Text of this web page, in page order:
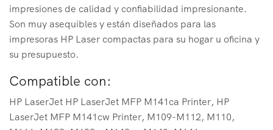
impresiones de calidad y confiabilidad impresionante.
Son muy asequibles y están diseñados para las
impresoras HP Laser compactas para su hogar u oficina y
su presupuesto.
Compatible con:
HP LaserJet HP LaserJet MFP M141ca Printer, HP
LaserJet MFP M141cw Printer, M109-M112, M110,